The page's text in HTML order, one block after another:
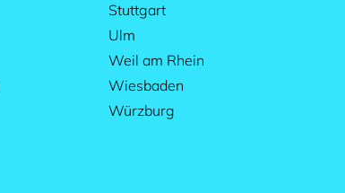
Stuttgart
Ulm
Weil am Rhein
Wiesbaden
Würzburg